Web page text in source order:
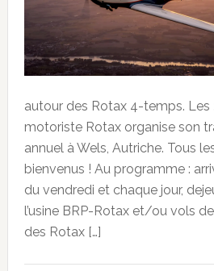
autour des Rotax 4-temps. Les
motoriste Rotax organise son
annuel à Wels, Autriche. Tous
bienvenus ! Au programme :
du vendredi et chaque jour,
l’usine BRP-Rotax et/ou vols
des Rotax […]